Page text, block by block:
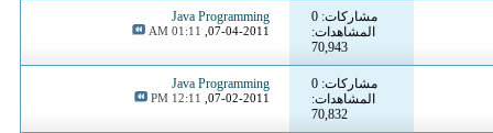
مشاركات: 0
المشاهدات:
70,943
Java Programming
07-04-2011,
01:11 AM
مشاركات: 0
المشاهدات:
70,832
Java Programming
07-02-2011,
12:11 PM